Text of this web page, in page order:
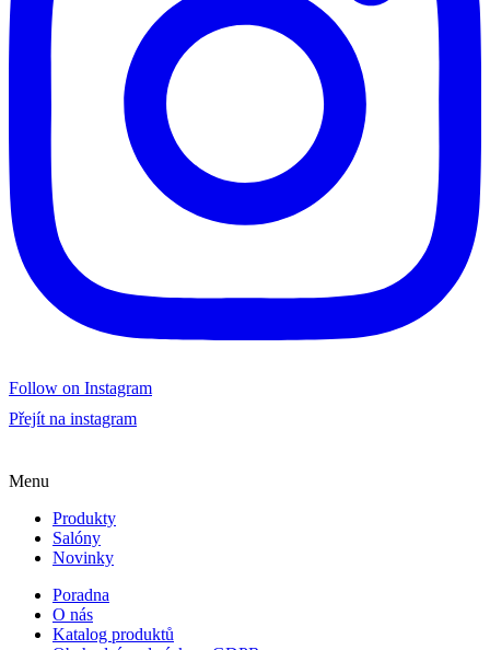
Follow on Instagram
Přejít na instagram
Menu
Produkty
Salóny
Novinky
Poradna
O nás
Katalog produktů